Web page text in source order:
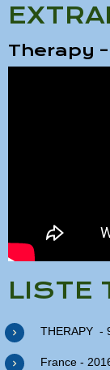
Therapy -
LISTE
THERAPY -
France -